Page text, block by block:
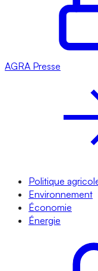
AGRA Presse
Politique
Environnement
Économie
Énergie